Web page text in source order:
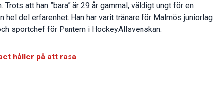
att han ”bara” är 29 år gammal, väldigt ungt för en
hel del erfarenhet. Han har varit tränare för Malmös juniorlag
sportchef för Pantern i HockeyAllsvenskan.
håller på att rasa